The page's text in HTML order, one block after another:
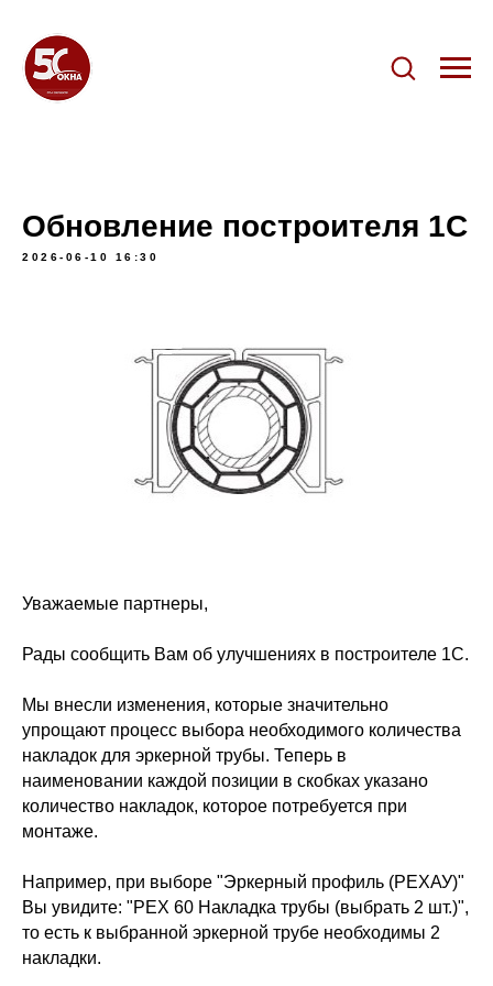
Обновление построителя 1С
2026-06-10 16:30
Уважаемые партнеры,
Рады сообщить Вам об улучшениях в построителе 1С.
Мы внесли изменения, которые значительно
упрощают процесс выбора необходимого количества
накладок для эркерной трубы. Теперь в
наименовании каждой позиции в скобках указано
количество накладок, которое потребуется при
монтаже.
Например, при выборе "Эркерный профиль (РЕХАУ)"
Вы увидите: "РЕХ 60 Накладка трубы (выбрать 2 шт.)",
то есть к выбранной эркерной трубе необходимы 2
накладки.